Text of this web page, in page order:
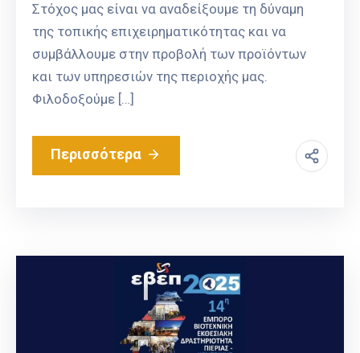
Στόχος μας είναι να αναδείξουμε τη δύναμη
της τοπικής επιχειρηματικότητας και να
συμβάλλουμε στην προβολή των προϊόντων
και των υπηρεσιών της περιοχής μας.
Φιλοδοξούμε […]
Περισσότερα